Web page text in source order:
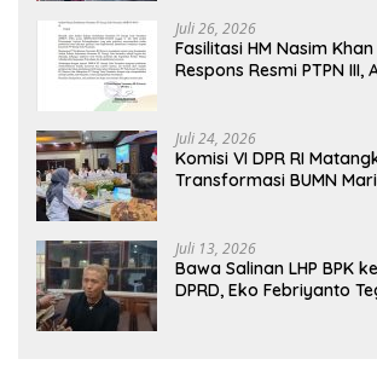
Juli 26, 2026
Fasilitasi HM Nasim
Respons Resmi PTPN III,
Juli 24, 2026
Komisi VI DPR RI
Transformasi BUMN
Juli 13, 2026
Bawa Salinan LHP BPK
DPRD, Eko Febriyanto